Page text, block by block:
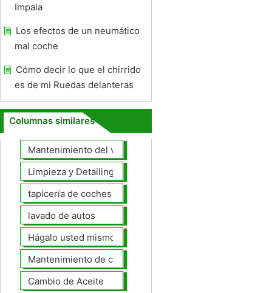
Impala
Los efectos de un neumático
mal coche
Cómo decir lo que el chirrido
es de mi Ruedas delanteras
Columnas similares
Mantenimiento del vehículo
Limpieza y Detailing
tapicería de coches
lavado de autos
Hágalo usted mismo Mantenimiento de Automotores
Mantenimiento de coches General
Cambio de Aceite